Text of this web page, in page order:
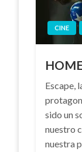
CINE
Escape,
sido un
nuestro
nuestra